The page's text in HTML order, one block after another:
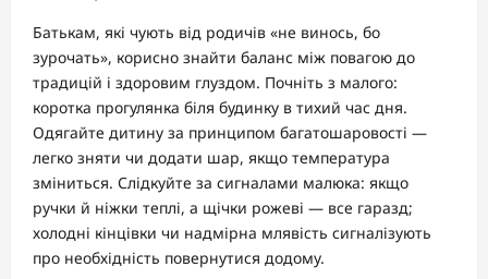
Батькам, які чують від родичів «не винось, бо
зурочать», корисно знайти баланс між повагою до
традицій і здоровим глуздом. Почніть з малого:
коротка прогулянка біля будинку в тихий час дня.
Одягайте дитину за принципом багатошаровості —
легко зняти чи додати шар, якщо температура
зміниться. Слідкуйте за сигналами малюка: якщо
ручки й ніжки теплі, а щічки рожеві — все гаразд;
холодні кінцівки чи надмірна млявість сигналізують
про необхідність повернутися додому.